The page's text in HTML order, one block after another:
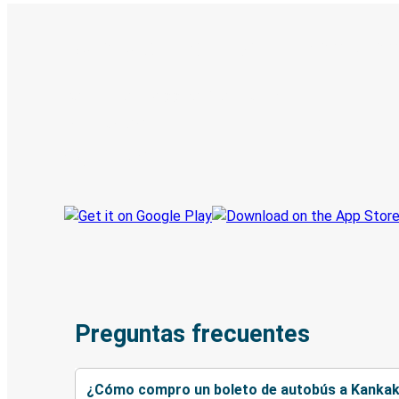
Preguntas frecuentes
¿Cómo compro un boleto de autobús a